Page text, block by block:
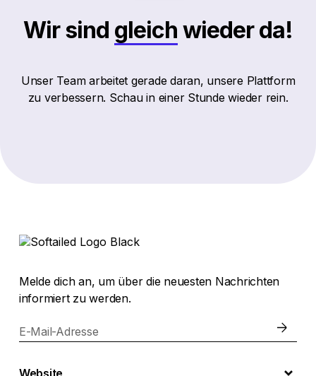
Wir sind gleich wieder da!
Unser Team arbeitet gerade daran, unsere Plattform
zu verbessern. Schau in einer Stunde wieder rein.
Melde dich an, um über die neuesten Nachrichten
informiert zu werden.
E-Mail-Adresse
Website